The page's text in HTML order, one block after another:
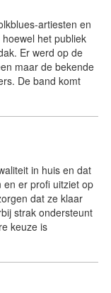
artiesten en
het publiek
Er werd op de
maar de bekende
De band komt
in huis en dat
en er profi uitziet op
dat ze klaar
strak ondersteunt
keuze is